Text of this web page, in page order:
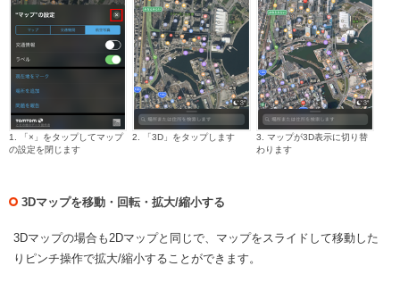
1. 「×」をタップしてマップ
の設定を閉じます
2. 「3D」をタップします 3. マップが3D表示に切り替
わります
3Dマップを移動・回転・拡大/縮小する
3Dマップの場合も2Dマップと同じで、マップをスライドして移動した
りピンチ操作で拡大/縮小することができます。